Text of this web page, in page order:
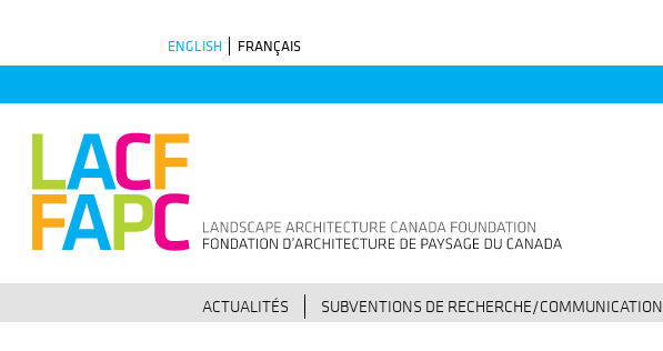
ENGLISH FRANÇAIS
ACTUALITÉS SUBVENTIONS DE RECHERCHE/COMMUNICATION